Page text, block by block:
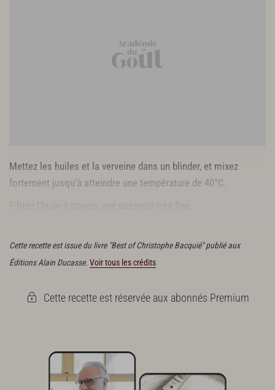
Mettez les huiles et la verveine dans un blinder, et mixez
fortement jusqu'à atteindre une température de 40°C.
Cette recette est issue du livre "Best of Christophe Bacquié" publié aux
Éditions Alain Ducasse. Voir tous les crédits
Cette recette est réservée aux abonnés Premium